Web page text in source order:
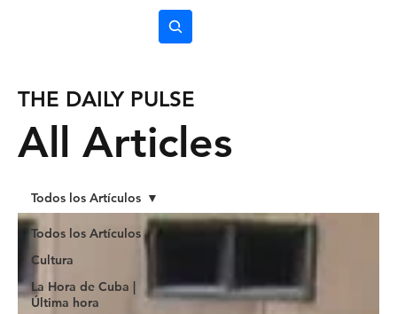
All Articles
THE DAILY PULSE
Todos los Artículos
Cultura
La Hora de Cuba |
Última hora
Todos los Artículos